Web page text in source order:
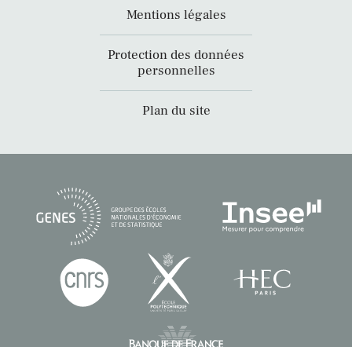
Mentions légales
Protection des données
personnelles
Plan du site